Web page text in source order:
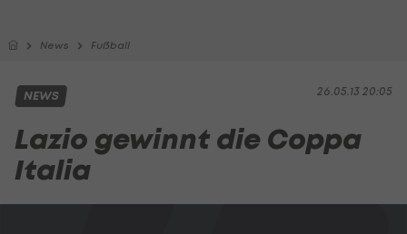
News Fußball
26.05.13 20:05
NEWS
Lazio gewinnt die Coppa
Italia